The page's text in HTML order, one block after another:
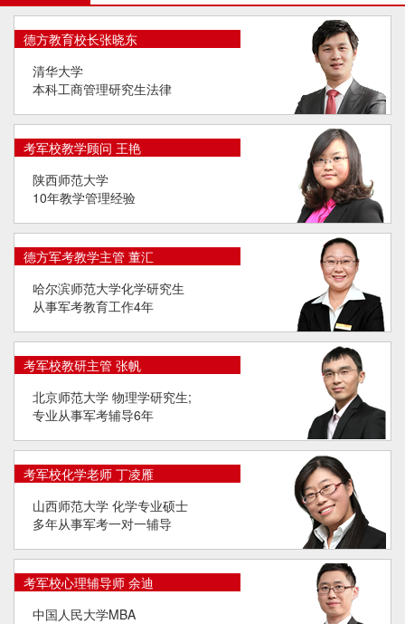
德方教育校长张晓东
清华大学
本科工商管理研究生法律
考军校教学顾问 王艳
陕西师范大学
10年教学管理经验
德方军考教学主管 董汇
哈尔滨师范大学化学研究生
从事军考教育工作4年
考军校教研主管 张帆
北京师范大学 物理学研究生;
专业从事军考辅导6年
考军校化学老师 丁凌雁
山西师范大学 化学专业硕士
多年从事军考一对一辅导
考军校心理辅导师 余迪
中国人民大学MBA